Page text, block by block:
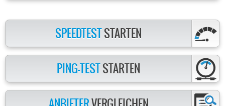
SPEEDTESTSTARTEN
PING-TESTSTARTEN